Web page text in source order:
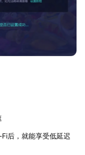
后，就能享受低延迟